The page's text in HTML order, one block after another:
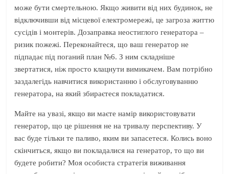
може бути смертельною. Якщо живити від них будинок, не
відключивши від місцевої електромережі, це загроза життю
сусідів і монтерів. Дозаправка неостиглого генератора –
ризик пожежі. Переконайтеся, що ваш генератор не
підпадає під поганий план №6. З ним складніше
звертатися, ніж просто клацнути вимикачем. Вам потрібно
заздалегідь навчитися використанню і обслуговуванню
генератора, на який збираєтеся покладатися.
Майте на увазі, якщо ви маєте намір використовувати
генератор, що це рішення не на тривалу перспективу. У
вас буде тільки те паливо, яким ви запасетеся. Колись воно
скінчиться, якщо ви покладалися на генератор, то що ви
будете робити? Моя особиста стратегія виживання